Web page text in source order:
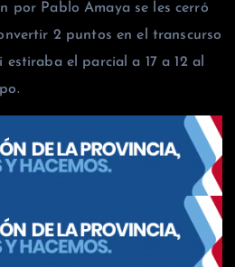
por Pablo Amaya se les cerró
2 puntos en el transcurso
el parcial a 17 a 12 al